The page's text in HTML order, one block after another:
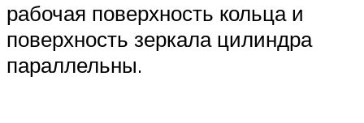
рабочая поверхность кольца и
поверхность зеркала цилиндра
параллельны.